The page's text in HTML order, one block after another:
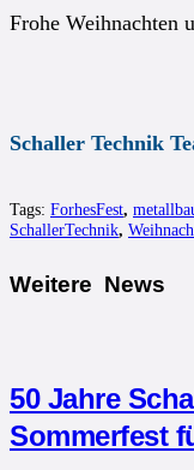
Frohe Weihnachten
Schaller Technik
Tags: ForhesFest,
SchallerTechnik,
Weitere News
50 Jahre
Sommerfest